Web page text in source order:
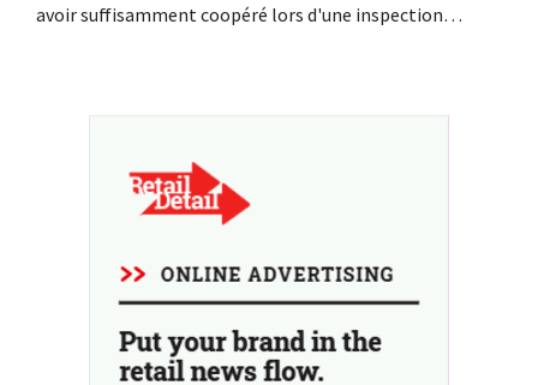
avoir suffisamment coopéré lors d'une inspection